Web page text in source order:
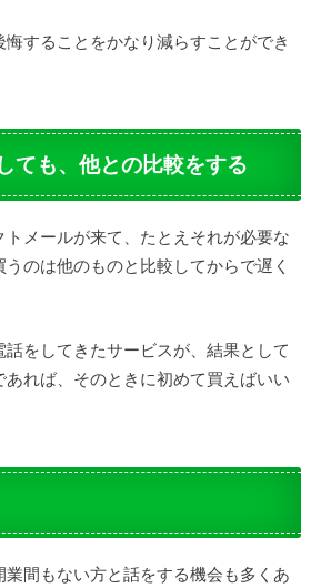
することをかなり減らすことができ
ても、他との比較をする
メールが来て、たとえそれが必要な
のは他のものと比較してからで遅く
をしてきたサービスが、結果として
あれば、そのときに初めて買えばいい
間もない方と話をする機会も多くあ